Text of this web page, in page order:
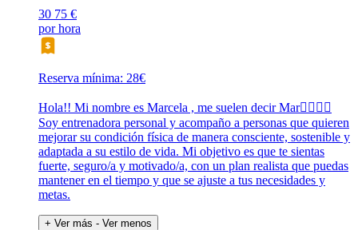
30 75 €
por hora
Reserva mínima: 28€
Hola!! Mi nombre es Marcela , me suelen decir Mar🙋🏽‍♀️✨
Soy entrenadora personal y acompaño a personas que quieren
mejorar su condición física de manera consciente, sostenible y
adaptada a su estilo de vida. Mi objetivo es que te sientas
fuerte, seguro/a y motivado/a, con un plan realista que puedas
mantener en el tiempo y que se ajuste a tus necesidades y
metas.
+ Ver más - Ver menos